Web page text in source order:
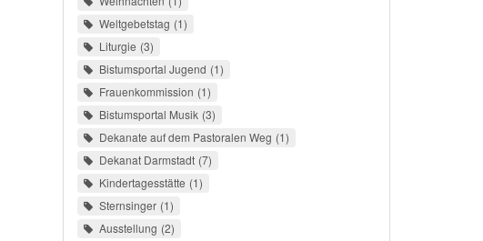
Weltgebetstag 1
Liturgie 3
Bistumsportal Jugend 1
Frauenkommission 1
Bistumsportal Musik 3
Dekanate auf dem Pastoralen Weg 1
Dekanat Darmstadt 7
Kindertagesstätte 1
Sternsinger 1
Ausstellung 2